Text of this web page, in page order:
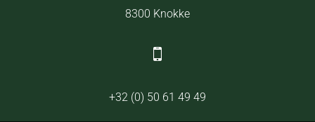
8300 Knokke
+32 (0) 50 61 49 49